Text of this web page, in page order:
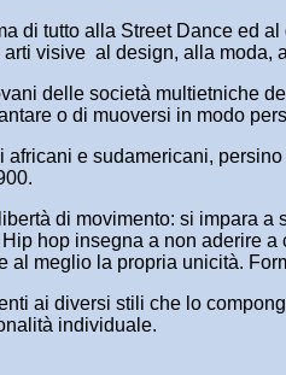
di tutto alla Street Dance ed
visive al design, alla
delle società multietniche
o di muoversi in modo
e sudamericani,
di movimento: si impara
hop insegna a non aderire
meglio la propria unicità.
ai diversi stili che lo
individuale.